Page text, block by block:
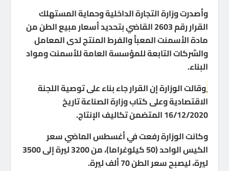
وأصدرت وزارة التجارة الداخلية وحماية المستهلك
القرار رقم 2603 القاضي بتحديد أسعار مبيع الطن من
مادة الأسمنت المعبأ والفرط المنتج لدى المعامل
والشركات التابعة للمؤسسة العامة للأسمنت ومواد
البناء.
وقالت الوزارة إن القرار جاء بناء على توصية اللجنة
الاقتصادية وعلى كتاب وزارة الصناعة تاريخ
16/12/2020 المتضمن تكاليف الإنتاج.
وكانت الوزارة رفعت في أغسطس الماضي سعر
الكيس الواحد (50 كيلوغراما)، من 3200 ليرة إلى 3500
ليرة، ليصبح سعر الطن 70 ألف ليرة.